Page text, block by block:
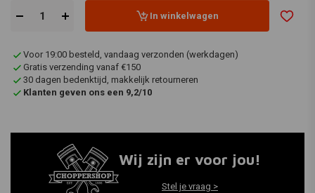
In winkelwagen
Voor 19:00 besteld, vandaag verzonden (werkdagen)
Gratis verzending vanaf €150
30 dagen bedenktijd, makkelijk retourneren
Klanten geven ons een 9,2/10
Wij zijn er voor jou!
Stel je vraag >